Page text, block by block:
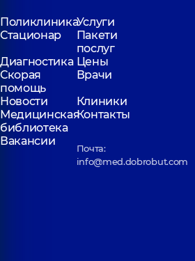
ПоликлиникаУслуги
Стационар
Пакети
послуг
Диагностика Цены
Скорая
помощь
Врачи
Новости
Клиники
Медицинская
библиотека
Контакты
Вакансии
Почта:
info@med.dobrobut.com